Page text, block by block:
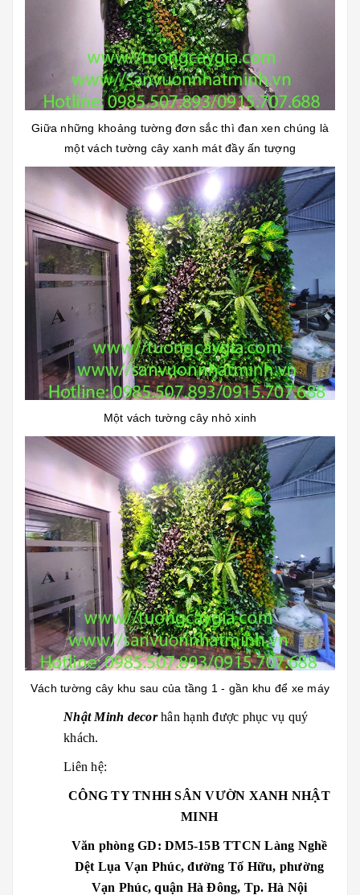
Giữa những khoảng tường đơn sắc thì đan xen chúng là
một vách tường cây xanh mát đầy ấn tượng
Một vách tường cây nhỏ xinh
Vách tường cây khu sau của tầng 1 - gần khu để xe máy
Nhật Minh decorhân hạnh được phục vụ quý
khách.
Liên hệ:
CÔNG TY TNHH SÂN VƯỜN XANH NHẬT
MINH
Văn phòng GD: DM5-15B TTCN Làng Nghề
Dệt Lụa Vạn Phúc, đường Tố Hữu, phường
Vạn Phúc, quận Hà Đông, Tp. Hà Nội